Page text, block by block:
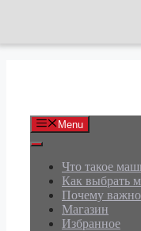
Menu
Что такое
Как выбрать
Почему
Магазин
Избранное